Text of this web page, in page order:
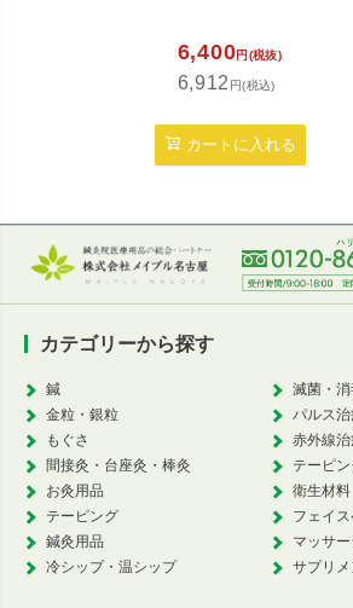
6,400円(税抜)
6,912 円(税込)
カートに入れる
カテゴリーから探す
鍼
金粒・銀粒
もぐさ
間接灸・台座灸・棒灸
お灸用品
テーピング
鍼灸用品
冷シップ・温シップ
滅菌・
パルス
赤外線
テーピ
衛生材料
フェイ
マッサ
サプリメ